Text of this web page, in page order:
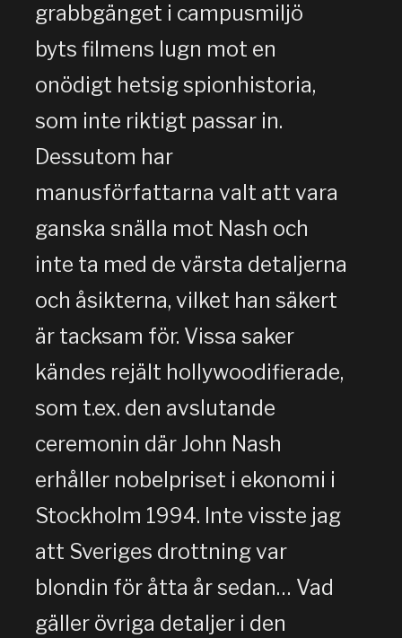
grabbgänget i campusmiljö
byts filmens lugn mot en
onödigt hetsig spionhistoria,
som inte riktigt passar in.
Dessutom har
manusförfattarna valt att vara
ganska snälla mot Nash och
inte ta med de värsta detaljerna
och åsikterna, vilket han säkert
är tacksam för. Vissa saker
kändes rejält hollywoodifierade,
som t.ex. den avslutande
ceremonin där John Nash
erhåller nobelpriset i ekonomi i
Stockholm 1994. Inte visste jag
att Sveriges drottning var
blondin för åtta år sedan… Vad
gäller övriga detaljer i den